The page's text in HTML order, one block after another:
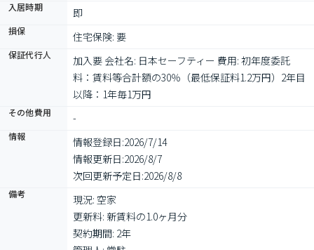
入居時期 即
損保 住宅保険: 要
保証代行人
加入要 会社名: 日本セーフティー 費用: 初年度委託
料：賃料等合計額の30％（最低保証料1.2万円）2年目
以降：1年毎1万円
その他費用 -
情報 情報登録日:2026/7/14
情報更新日:2026/8/7
次回更新予定日:2026/8/8
備考
現況: 空家
更新料: 新賃料の1.0ヶ月分
契約期間: 2年